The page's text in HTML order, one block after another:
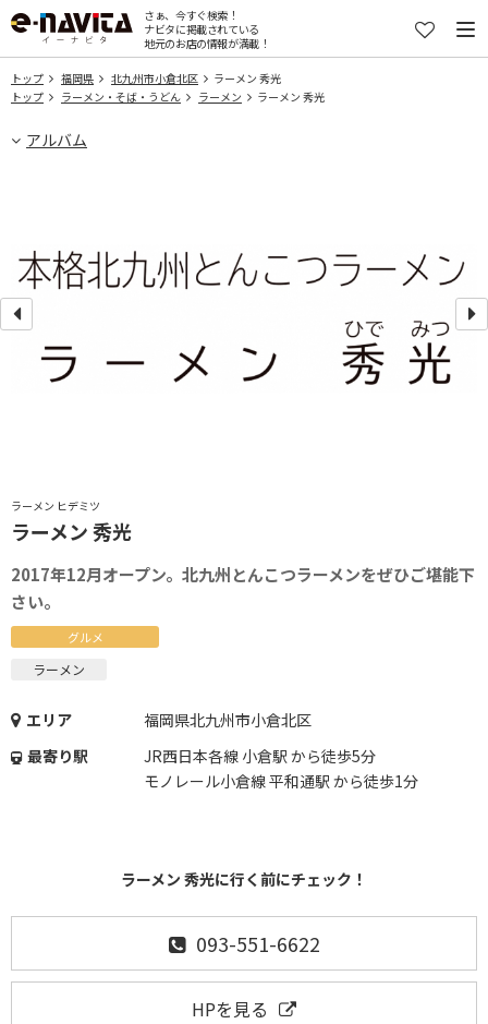
さぁ、今すぐ検索！
ナビタに掲載されている
地元のお店の情報が満載！
トップ 福岡県 北九州市小倉北区
ラーメン 秀光
トップ
ラーメン・そば・うどん ラーメン ラーメン 秀光
アルバム
ラーメン ヒデミツ
ラーメン 秀光
2017年12月オープン。北九州とんこつラーメンをぜひご堪能下
さい。
グルメ
ラーメン
エリア
福岡県北九州市小倉北区
最寄り駅
JR西日本各線 小倉駅 から徒歩5分
モノレール小倉線 平和通駅 から徒歩1分
ラーメン 秀光に行く前にチェック！
093-551-6622
HPを見る